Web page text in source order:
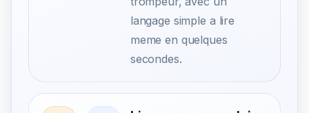
langage simple a lire
meme en quelques
secondes.